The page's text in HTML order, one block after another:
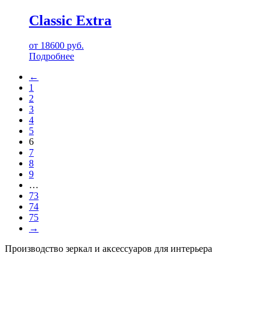
Classic Extra
от 18600 руб.
Подробнее
←
1
2
3
4
5
6
7
8
9
…
73
74
75
→
Производство зеркал и аксессуаров для интерьера